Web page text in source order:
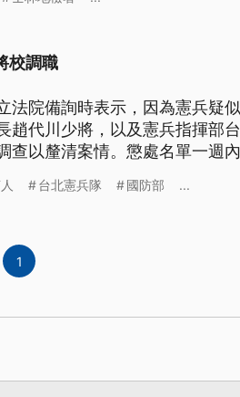
下午，和另一名軍方人員，先後
校調職
法院備詢時表示，因為憲兵疑
趙代川少將，以及憲兵指揮部
案情。懲處名單一週內提出。 憲兵疑似
台北憲兵隊隊長呂正芳上校調
台北憲兵隊 國防部 ...
1